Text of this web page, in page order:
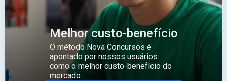
Melhor custo-benefício
O método Nova Concursos é
apontado por nossos usuários
como o melhor custo-benefício do
mercado.